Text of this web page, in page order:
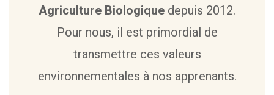
Agriculture Biologique depuis 2012.
Pour nous, il est primordial de
transmettre ces valeurs
environnementales à nos apprenants.